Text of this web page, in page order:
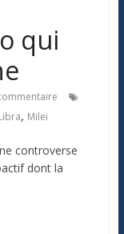
qui
, Milei
controverse
dont la